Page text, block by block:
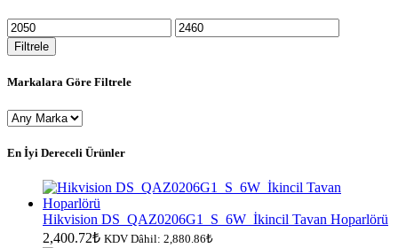
En
düşük
fiyat
En
yüksek
Filtrele
Markalara Göre Filtrele
En İyi Dereceli Ürünler
Hikvision DS_QAZ0206G1_S_6W_İkincil Tavan Hoparlörü
2,400.72₺ KDV Dâhil: 2,880.86₺